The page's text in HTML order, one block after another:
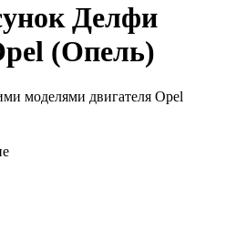
Делфи
(Опель)
моделями двигателя Opel